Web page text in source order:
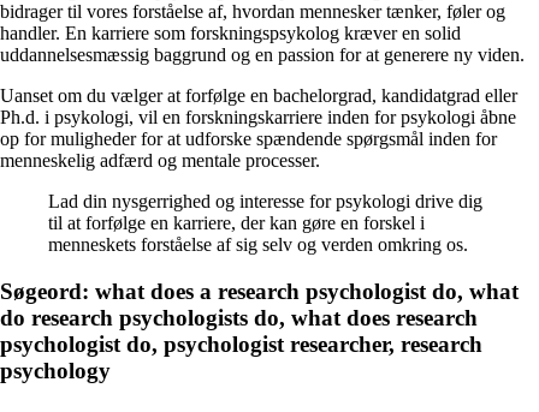
bidrager til vores forståelse af, hvordan mennesker tænker, føler og
handler. En karriere som forskningspsykolog kræver en solid
uddannelsesmæssig baggrund og en passion for at generere ny viden.
Uanset om du vælger at forfølge en bachelorgrad, kandidatgrad eller
Ph.d. i psykologi, vil en forskningskarriere inden for psykologi åbne
op for muligheder for at udforske spændende spørgsmål inden for
menneskelig adfærd og mentale processer.
Lad din nysgerrighed og interesse for psykologi drive dig
til at forfølge en karriere, der kan gøre en forskel i
menneskets forståelse af sig selv og verden omkring os.
Søgeord: what does a research psychologist do, what
do research psychologists do, what does research
psychologist do, psychologist researcher, research
psychology